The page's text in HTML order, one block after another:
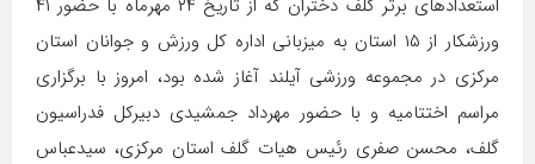
ورزشکار از ۱۵ استان به میزبانی اداره کل ورزش و جوانان استان
مرکزی در مجموعه ورزشی آیلند ‌آغاز شده بود، امروز با برگزاری
مراسم اختتامیه و با حضور مهرداد جمشیدی دبیرکل فدراسیون
گلف، محسن صفری رئیس هیات گلف استان مرکزی، سیدعباس